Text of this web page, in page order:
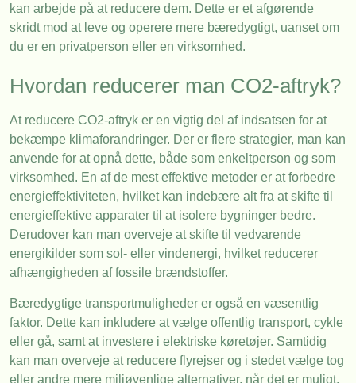
kan arbejde på at reducere dem. Dette er et afgørende
skridt mod at leve og operere mere bæredygtigt, uanset om
du er en privatperson eller en virksomhed.
Hvordan reducerer man CO2-aftryk?
At reducere CO2-aftryk er en vigtig del af indsatsen for at
bekæmpe klimaforandringer. Der er flere strategier, man kan
anvende for at opnå dette, både som enkeltperson og som
virksomhed. En af de mest effektive metoder er at forbedre
energieffektiviteten, hvilket kan indebære alt fra at skifte til
energieffektive apparater til at isolere bygninger bedre.
Derudover kan man overveje at skifte til vedvarende
energikilder som sol- eller vindenergi, hvilket reducerer
afhængigheden af fossile brændstoffer.
Bæredygtige transportmuligheder er også en væsentlig
faktor. Dette kan inkludere at vælge offentlig transport, cykle
eller gå, samt at investere i elektriske køretøjer. Samtidig
kan man overveje at reducere flyrejser og i stedet vælge tog
eller andre mere miljøvenlige alternativer, når det er muligt.